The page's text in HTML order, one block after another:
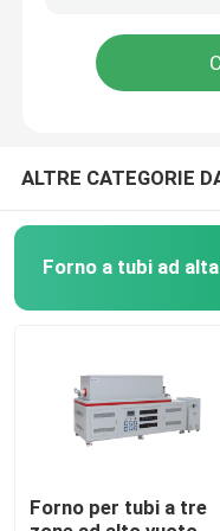
Su di noi
Forno a tubi ad
Forno a muffle ad
ALTRE CATEGORIE
Forno a tubi ad
Forno per tubi a tre